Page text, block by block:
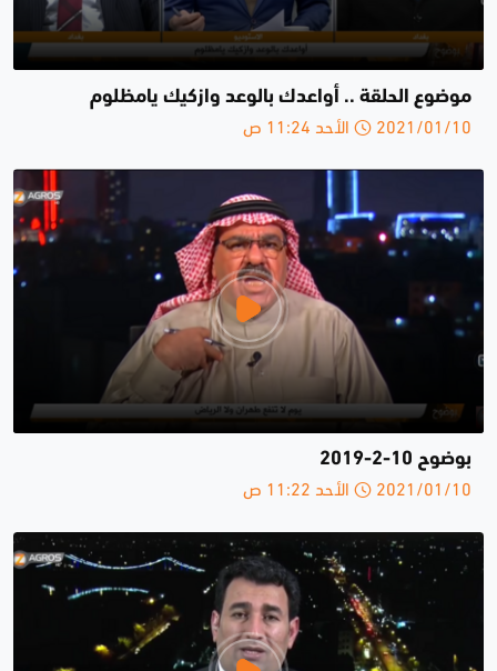
موضوع الحلقة .. أواعدك بالوعد وازكيك يامظلوم
2021/01/10 الأحد 11:24 ص
بوضوح 10-2-2019
2021/01/10 الأحد 11:22 ص